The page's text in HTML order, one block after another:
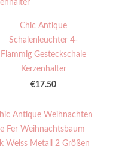
Chic Antique
Schalenleuchter 4-
Flammig Gesteckschale
Kerzenhalter
€17.50